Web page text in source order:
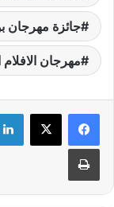
جائزة مهرجان
مهرجان الافلام